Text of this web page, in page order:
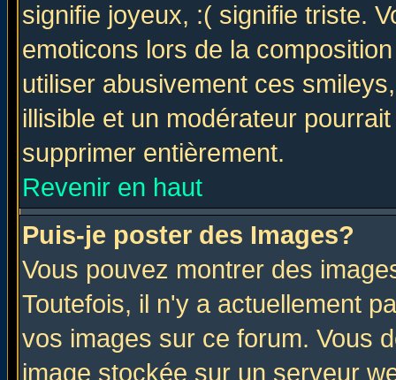
signifie joyeux, :( signifie triste.
emoticons lors de la
utiliser abusivement ces
illisible et un modérateur
supprimer entièrement.
Revenir en haut
Puis-je poster des Images?
Vous pouvez montrer des
Toutefois, il n'y a actuellement
vos images sur ce forum. Vous
image stockée sur un serveur